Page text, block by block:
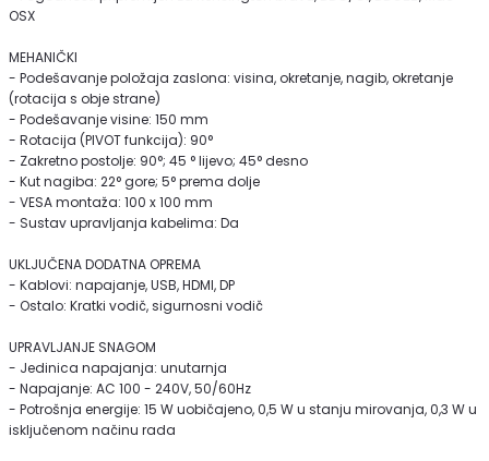
OSX
MEHANIČKI
- Podešavanje položaja zaslona: visina, okretanje, nagib, okretanje
(rotacija s obje strane)
- Podešavanje visine: 150 mm
- Rotacija (PIVOT funkcija): 90°
- Zakretno postolje: 90°; 45 ° lijevo; 45° desno
- Kut nagiba: 22° gore; 5° prema dolje
- VESA montaža: 100 x 100 mm
- Sustav upravljanja kabelima: Da
UKLJUČENA DODATNA OPREMA
- Kablovi: napajanje, USB, HDMI, DP
- Ostalo: Kratki vodič, sigurnosni vodič
UPRAVLJANJE SNAGOM
- Jedinica napajanja: unutarnja
- Napajanje: AC 100 - 240V, 50/60Hz
- Potrošnja energije: 15 W uobičajeno, 0,5 W u stanju mirovanja, 0,3 W u
isključenom načinu rada